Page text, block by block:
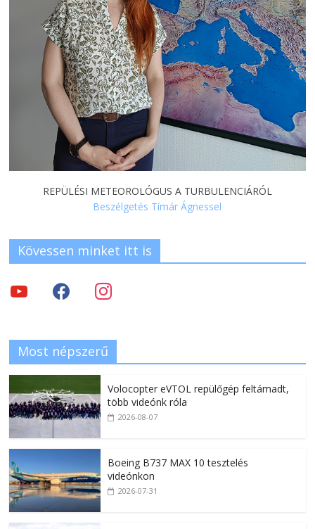
REPÜLÉSI METEOROLÓGUS A TURBULENCIÁRÓL
Beszélgetés Tímár Ágnessel
Kövessen minket itt is
Most népszerű
Volocopter eVTOL repülőgép feltámadt,
több videónk róla
2026-08-07
Boeing B737 MAX 10 tesztelés
videónkon
2026-07-31